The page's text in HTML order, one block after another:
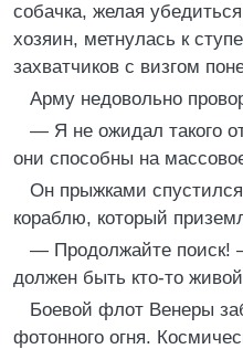
собачка, желая
хозяин, метнулась к
захватчиков с визгом
Арму недовольно
— Я не ожидал такого
они способны на
Он прыжками
кораблю, который
— Продолжайте поиск!
должен быть кто-то
Боевой флот Венеры
фотонного огня.